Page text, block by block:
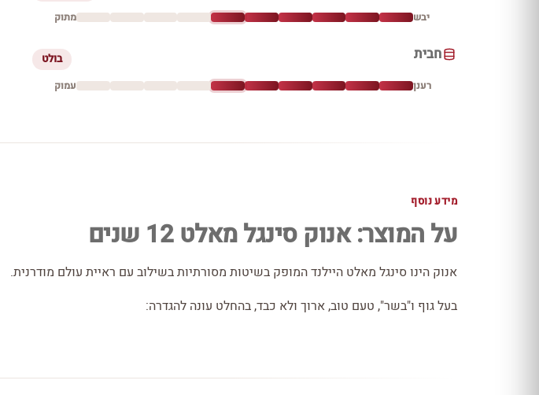
יבש מתוק
חבית בולט
רענן עמוק
מידע נוסף
על המוצר: אנוק סינגל מאלט 12 שנים
אנוק הינו סינגל מאלט היילנד המופק בשיטות מסורתיות בשילוב עם ראיית עולם מודרנית.
בעל גוף ו"בשר", טעם טוב, ארוך ולא כבד, בהחלט עונה להגדרה: